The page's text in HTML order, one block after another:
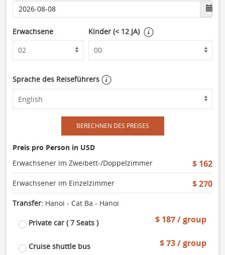
Erwachsene Kinder (< 12 JA)
Sprache des Reiseführers
BERECHNEN DES PREISES
Preis pro Person in USD
Erwachsener im Zweibett-/Doppelzimmer
$ 162
Erwachsener im Einzelzimmer $ 270
Transfer: Hanoi - Cat Ba - Hanoi
Private car ( 7 Seats ) $ 187 / group
Cruise shuttle bus $ 73 / group